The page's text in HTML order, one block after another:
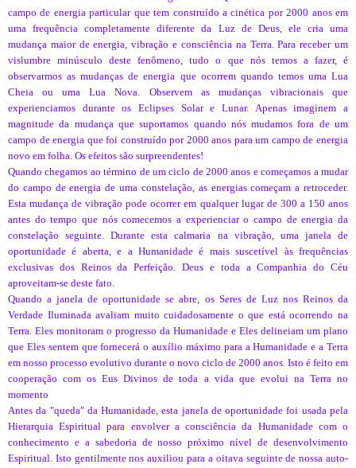
campo de energia particular que tem construído a cinética por 2000 anos em
uma frequência completamente diferente da Luz de Deus, ele cria uma
mudança maior de energia, vibração e consciência na Terra. Para receber um
vislumbre minúsculo deste fenômeno, tudo o que nós temos a fazer, é
observarmos as mudanças de energia que ocorrem quando temos uma Lua
Cheia ou uma Lua Nova. Observem as mudanças vibracionais que
experienciamos durante os Eclipses Solar e Lunar. Apenas imaginem a
magnitude da mudança que suportamos quando nós mudamos fora de um
campo de energia que foi construído por 2000 anos para um campo de energia
novo em folha. Os efeitos são surpreendentes!
Quando chegamos ao término de um ciclo de 2000 anos e começamos a mudar
do campo de energia de uma constelação, as energias começam a retroceder.
Esta mudança de vibração pode ocorrer em qualquer lugar de 300 a 150 anos
antes do tempo que nós comecemos a experienciar o campo de energia da
constelação seguinte. Durante esta calmaria na vibração, uma janela de
oportunidade é aberta, e a Humanidade é mais suscetível às frequências
exclusivas dos Reinos da Perfeição. Deus e toda a Companhia do Céu
aproveitam-se deste fato.
Quando a janela de oportunidade se abre, os Seres de Luz nos Reinos da
Verdade Iluminada avaliam muito cuidadosamente o que está ocorrendo na
Terra. Eles monitoram o progresso da Humanidade e Eles delineiam um plano
que Eles sentem que fornecerá o auxílio máximo para a Humanidade e a Terra
em nosso processo evolutivo durante o novo ciclo de 2000 anos. Isto é feito em
cooperação com os Eus Divinos de toda a vida que evolui na Terra no
momento
Antes da "queda" da Humanidade, esta janela de oportunidade foi usada pela
Hierarquia Espiritual para envolver a consciência da Humanidade com o
conhecimento e a sabedoria de nosso próximo nível de desenvolvimento
Espiritual. Isto gentilmente nos auxiliou para a oitava seguinte de nossa auto-